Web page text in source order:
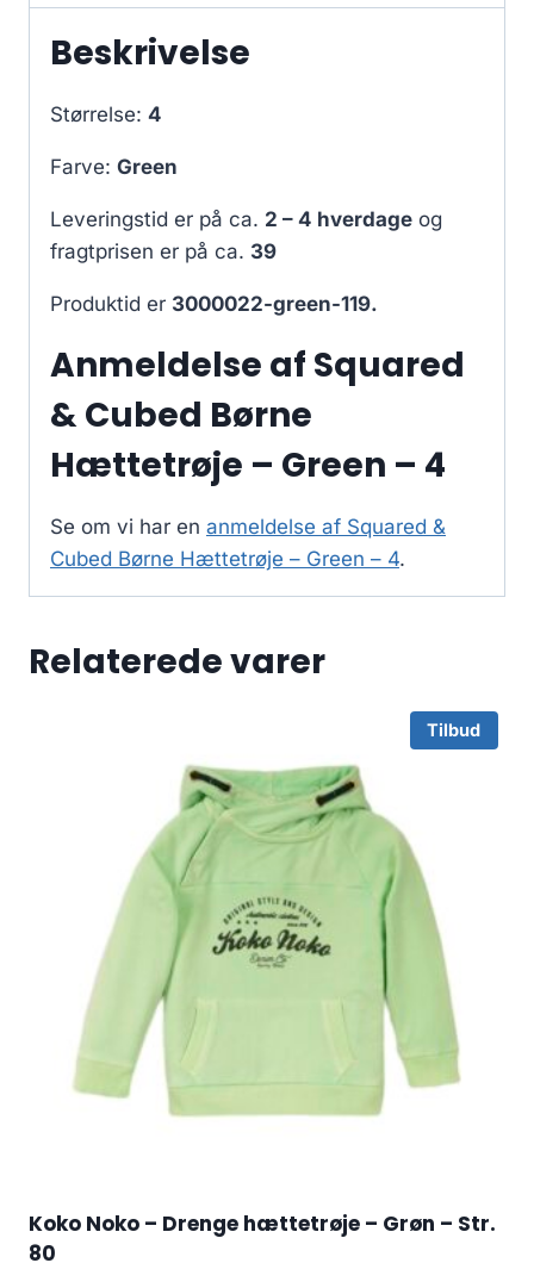
Beskrivelse
Størrelse: 4
Farve: Green
Leveringstid er på ca. 2 – 4 hverdage og
fragtprisen er på ca. 39
Produktid er 3000022-green-119.
Anmeldelse af Squared
& Cubed Børne
Hættetrøje – Green – 4
Se om vi har en anmeldelse af Squared &
Cubed Børne Hættetrøje – Green – 4.
Relaterede varer
Tilbud
Koko Noko – Drenge hættetrøje – Grøn – Str.
80